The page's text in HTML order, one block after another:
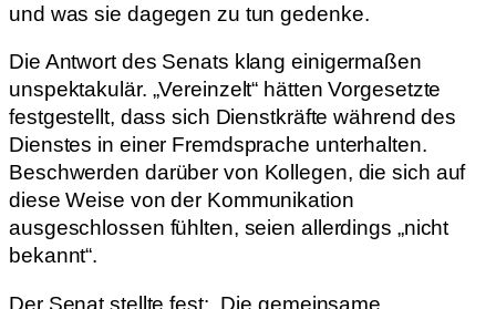
und was sie dagegen zu tun gedenke.
Die Antwort des Senats klang einigermaßen
unspektakulär. „Vereinzelt“ hätten Vorgesetzte
festgestellt, dass sich Dienstkräfte während des
Dienstes in einer Fremdsprache unterhalten.
Beschwerden darüber von Kollegen, die sich auf
diese Weise von der Kommunikation
ausgeschlossen fühlten, seien allerdings „nicht
bekannt“.
Der Senat stellte fest: „Die gemeinsame